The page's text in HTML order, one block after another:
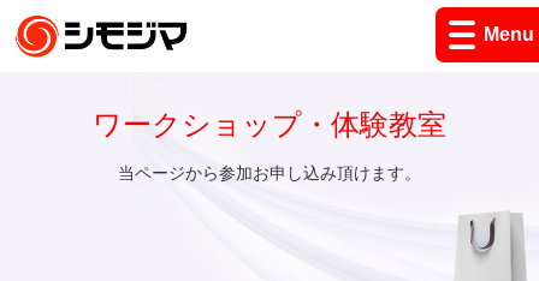
Menu
ワークショップ・体験教室
当ページから参加お申し込み頂けます。